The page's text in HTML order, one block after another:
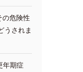
の危険性
うされま
年期症